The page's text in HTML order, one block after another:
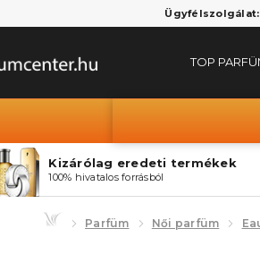
Ügyfélszolgálat:
TOP
Kizárólag eredeti termékek
100% hivatalos forrásból
Parfüm Női parfüm